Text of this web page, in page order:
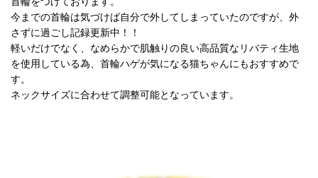
今までの首輪は気づけば自分で外してしまっていたのですが、外
さずに過ごし記録更新中！！
軽いだけでなく、なめらかで肌触りの良い高品質なリバティ生地
を使用している為、首輪ハゲが気になる猫ちゃんにもおすすめで
す。
ネックサイズに合わせて調整可能となっています。